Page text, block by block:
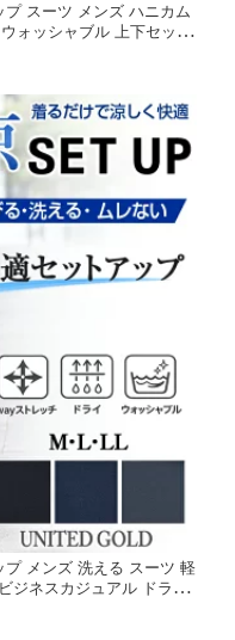
プ スーツ メンズ ハニカム
ォッシャブル 上下セット
ーカー仕立て 選べる4色
スーツ2着でクーポン値引
プ メンズ 洗える スーツ 軽
ジネスカジュアル ドライ
ケット ウエストゴム 出張
ツ2着でクーポン値引き